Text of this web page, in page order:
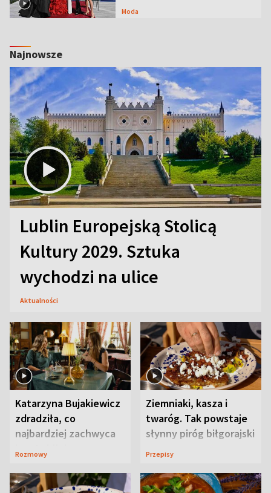
Moda
Najnowsze
Lublin Europejską Stolicą
Kultury 2029. Sztuka
wychodzi na ulice
Aktualności
Katarzyna Bujakiewicz
zdradziła, co
najbardziej zachwyca
ją w Lublinie
Rozmowy
Ziemniaki, kasza i
twaróg. Tak powstaje
słynny piróg biłgorajski
Przepisy